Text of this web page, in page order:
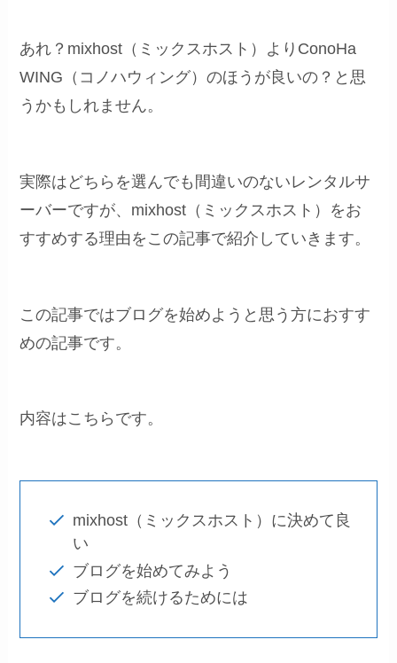
あれ？mixhost（ミックスホスト）よりConoHa
WING（コノハウィング）のほうが良いの？と思
うかもしれません。
実際はどちらを選んでも間違いのないレンタルサ
ーバーですが、mixhost（ミックスホスト）をお
すすめする理由をこの記事で紹介していきます。
この記事ではブログを始めようと思う方におすす
めの記事です。
内容はこちらです。
mixhost（ミックスホスト）に決めて良
い
ブログを始めてみよう
ブログを続けるためには